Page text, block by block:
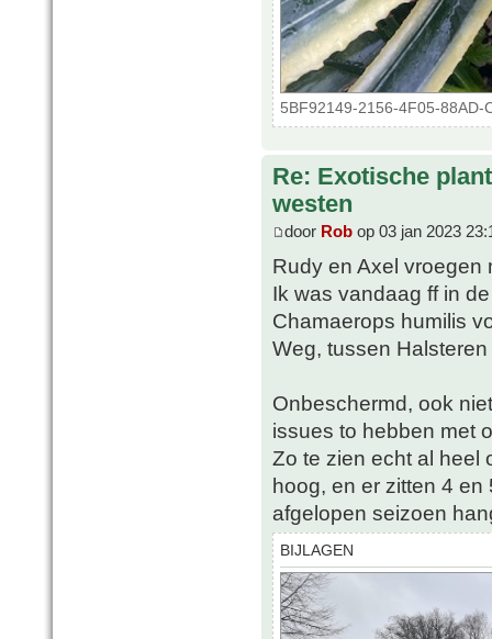
5BF92149-2156-4F05-88AD-
Re: Exotische
westen
door Rob op 03 jan 2023
Rudy en Axel vroegen
Ik was vandaag ff in
Chamaerops humilis
Weg, tussen
Onbeschermd, ook
issues to hebben met
Zo te zien echt al heel
hoog, en er zitten 4
afgelopen seizoen
BIJLAGEN